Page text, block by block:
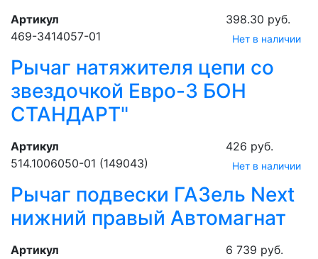
Артикул
469-3414057-01
398.30 руб.
Нет в наличии
Рычаг натяжителя цепи со
звездочкой Евро-3 БОН
СТАНДАРТ"
Артикул
514.1006050-01 (149043)
426 руб.
Нет в наличии
Рычаг подвески ГАЗель Next
нижний правый Автомагнат
Артикул
6 739 руб.